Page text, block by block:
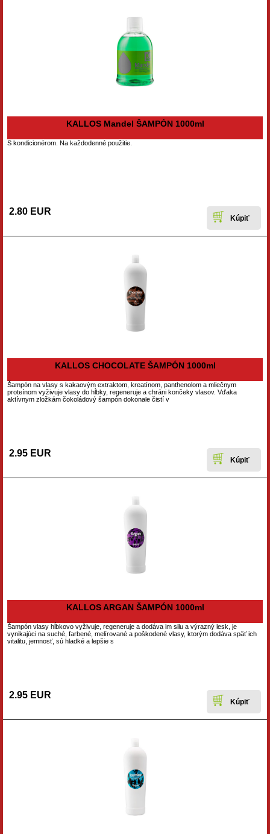
KALLOS Mandel ŠAMPÓN 1000ml
S kondicionérom. Na každodenné použitie.
2.80 EUR
KALLOS CHOCOLATE ŠAMPÓN 1000ml
Šampón na vlasy s kakaovým extraktom, kreatínom, panthenolom a mliečnym
proteínom vyživuje vlasy do hĺbky, regeneruje a chráni končeky vlasov. Vďaka
aktívnym zložkám čokoládový šampón dokonale čistí v
2.95 EUR
KALLOS ARGAN ŠAMPÓN 1000ml
Šampón vlasy hĺbkovo vyživuje, regeneruje a dodáva im silu a výrazný lesk, je
vynikajúci na suché, farbené, melírované a poškodené vlasy, ktorým dodáva späť ich
vitalitu, jemnosť, sú hladké a lepšie s
2.95 EUR